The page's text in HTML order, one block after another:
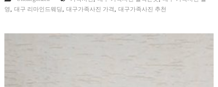
영 , 대구 리마인드웨딩 , 대구가족사진 가격 , 대구가족사진 추천